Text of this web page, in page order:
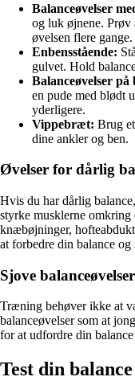
Balanceøvelser
og luk øjnene. Prøv
øvelsen flere gange.
Enbensstående:
gulvet. Hold
Balanceøvelser på
en pude med blødt
yderligere.
Vippebræt: Brug
dine ankler og ben.
Øvelser for dårlig
Hvis du har dårlig
styrke musklerne
knæbøjninger,
at forbedre din balance og
Sjove
Træning behøver ikke at
balanceøvelser som at
for at udfordre din
Test din balance